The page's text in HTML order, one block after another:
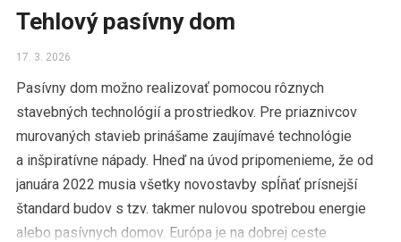
Tehlový pasívny dom
17. 3. 2026
Pasívny dom možno realizovať pomocou rôznych
stavebných technológií a prostriedkov. Pre priaznivcov
murovaných stavieb prinášame zaujímavé technológie
a inšpiratívne nápady. Hneď na úvod pripomenieme, že od
januára 2022 musia všetky novostavby spĺňať prísnejší
štandard budov s tzv. takmer nulovou spotrebou energie
alebo pasívnych domov. Európa je na dobrej ceste